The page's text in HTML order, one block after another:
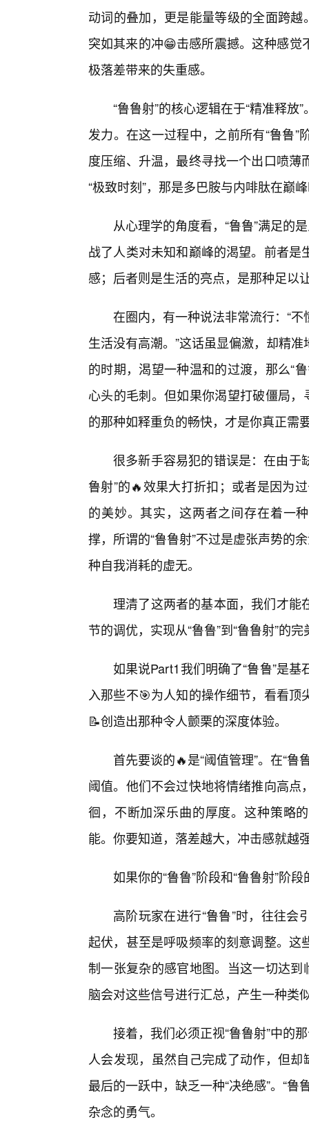
动词的叠加，更是能量等级的全面跨
突如其来的冲😁击感所震撼。这种感
极落差带来的失重感。
“鲁鲁射”的核心逻辑在于“精准释
发力。在这一过程中，之前所有“鲁鲁
度压缩、升温，最终寻找一个出口喷
“极致时刻”，那是多巴胺与内啡肽在巅
从心理学的角度看，“鲁鲁”满足的
战了人类对未知和巅峰的渴望。前者
感；后者则是生活的亮点，是那种足以
在圈内，有一种说法非常流行：“
生活没有高潮。”这话虽显偏激，却精
的时期，渴望一种温和的过渡，那么“
心头的毛刺。但如果你渴望打破僵局
的那种如释重负的畅快，才是你真正需
很多新手容易犯的错误是：在由于
鲁射”的🔥效果大打折扣；或者是因为
的美妙。其实，这两者之间存在着一
撑，所谓的“鲁鲁射”不过是虚张声势的
种自我消耗的虚无。
理清了这两者的基本面，我们才能
节的调优，实现从“鲁鲁”到“鲁鲁射”的
如果说Part1我们明确了“鲁鲁”是
入那些不🎯为人知的操作细节，看看
📝创造出那种令人颤栗的深度体验。
首先要谈的🔥是“阈值管理”。在“
阈值。他们不会过快地将情绪推向高
徊，不断加深乐曲的厚度。这种策略
能。你要知道，落差越大，冲击感就越
如果你的“鲁鲁”阶段和“鲁鲁射”阶
高阶玩家在进行“鲁鲁”时，往往
起伏，甚至是呼吸频率的刻意调整。
制一张复杂的感官地图。当这一切达
脑会对这些信号进行汇总，产生一种类
接着，我们必须正视“鲁鲁射”中的
人会发现，虽然自己完成了动作，但
最后的一跃中，缺乏一种“决绝感”。“
杂念的勇气。